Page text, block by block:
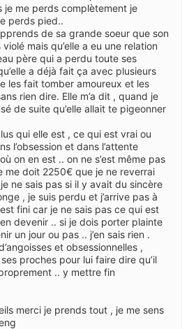
je me perds complètement je
perds pied..
de sa grande soeur que son
mais qu’elle a eu une relation
père qui a perdu toute ses
a déjà fait ça avec plusieurs
les fait tomber amoureux et les
rien dire. Elle m’a dit , quand je
de suite qu’elle allait te pigeonner
qui elle est , ce qui est vrai ou
l’obsession et dans l’attente
on en est .. on ne s’est même pas
me doit 2250€ que je ne reverrai
ne sais pas si il y avait du sincère
, je suis perdu et j’arrive pas à
fini car je ne sais pas ce qui est
devenir .. si je dois porter plainte
un jour ou pas .. j’en sais rien .
et obsessionnelles ,
proches pour lui faire dire qu’il
.. y mettre fin
merci je prends tout , je me sens